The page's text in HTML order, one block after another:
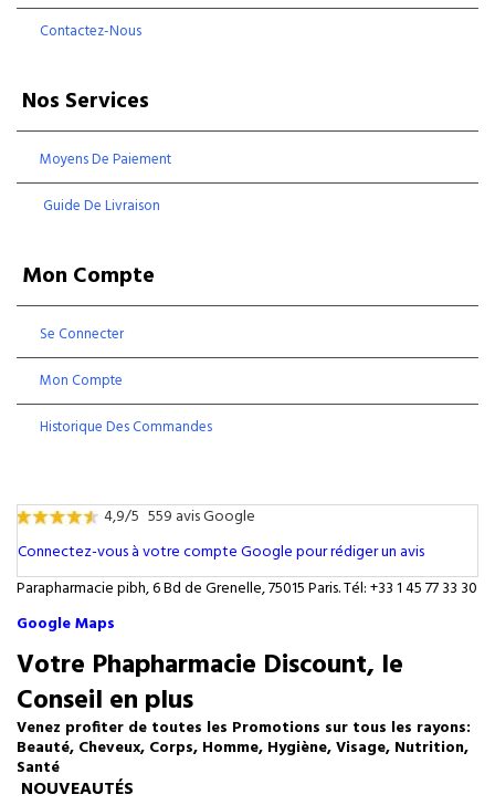
Contactez-Nous
Nos Services
Moyens De Paiement
Guide De Livraison
Mon Compte
Se Connecter
Mon Compte
Historique Des Commandes
4,9/5 559 avis Google
Connectez-vous à votre compte Google pour rédiger un avis
Parapharmacie pibh, 6 Bd de Grenelle, 75015 Paris. Tél: +33 1 45 77 33 30
Google Maps
Votre Phapharmacie Discount, le
Conseil en plus
Venez profiter de toutes les Promotions sur tous les rayons:
Beauté, Cheveux, Corps, Homme, Hygiène, Visage, Nutrition,
Santé
NOUVEAUTÉS